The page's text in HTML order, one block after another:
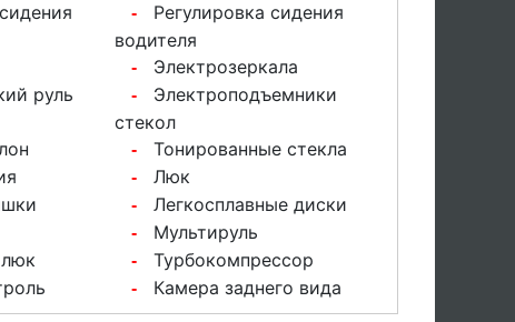
-
Регулировка сидения
водителя
- Электрозеркала
руль -
Электроподъемники
стекол
- Тонированные стекла
- Люк
- Легкосплавные диски
- Мультируль
- Турбокомпрессор
- Камера заднего вида